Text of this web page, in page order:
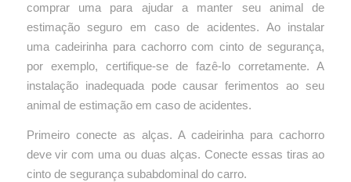
comprar uma para ajudar a manter seu animal de
estimação seguro em caso de acidentes. Ao instalar
uma cadeirinha para cachorro com cinto de segurança,
por exemplo, certifique-se de fazê-lo corretamente.A
instalação inadequada pode causar ferimentos ao seu
animal de estimação em caso de acidentes.
Primeiro conecte as alças. A cadeirinha para cachorro
deve vir com uma ou duas alças. Conecte essas tiras ao
cinto de segurança subabdominal do carro.